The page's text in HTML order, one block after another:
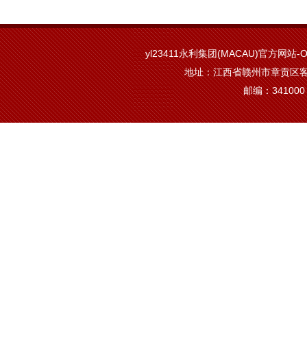
yl23411永利集团(MACAU)官方网站-
地址：江西省赣州市章贡区
邮编：341000